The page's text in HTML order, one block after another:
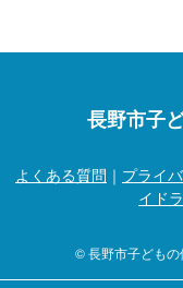
長野市子
よくある質問 ｜ プライ
イド
© 長野市子ども